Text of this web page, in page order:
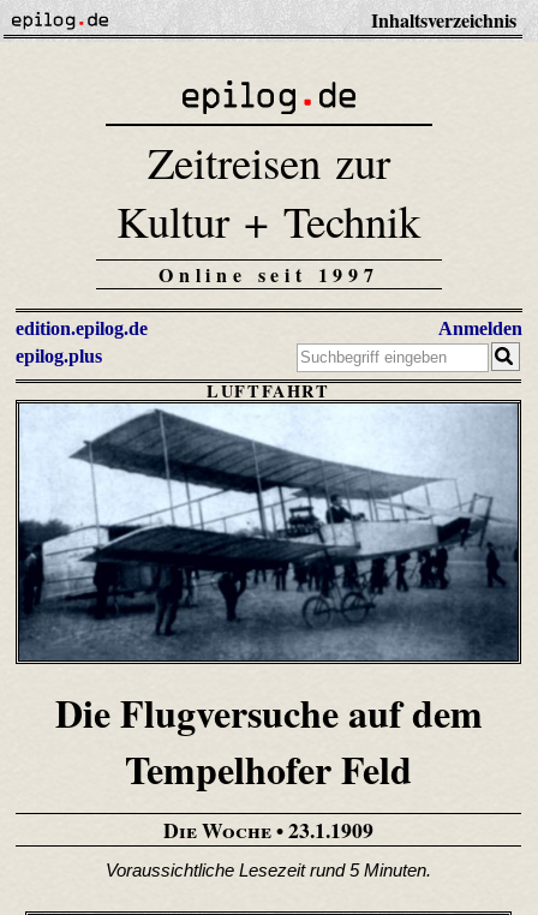
Inhaltsverzeichnis
Zeitreisen zur
Kultur + Technik
Online seit 1997
edition.epilog.de
epilog.plus
Anmelden
LUFTFAHRT
Die Flugversuche auf dem
Tempelhofer Feld
Die Woche• 23.1.1909
Voraussichtliche Lesezeit rund 5 Minuten.